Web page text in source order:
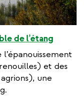
de l’étang
et des
une